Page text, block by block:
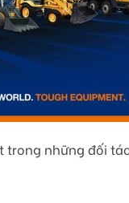
trong những đối